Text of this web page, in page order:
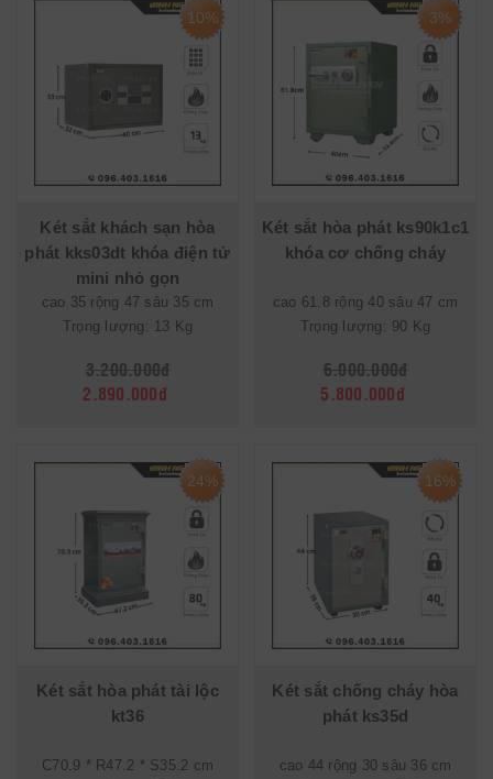
10%
Két sắt khách sạn hòa
phát kks03dt khóa điện tử
mini nhỏ gọn
cao 35 rộng 47 sâu 35 cm
Trọng lượng: 13 Kg
3.200.000đ
2.890.000đ
3%
Két sắt hòa phát ks90k1c1
khóa cơ chống cháy
cao 61.8 rộng 40 sâu 47 cm
Trọng lượng: 90 Kg
6.000.000đ
5.800.000đ
24%
Két sắt hòa phát tài lộc
kt36
C70.9 * R47.2 * S35.2 cm
16%
Két sắt chống cháy hòa
phát ks35d
cao 44 rộng 30 sâu 36 cm